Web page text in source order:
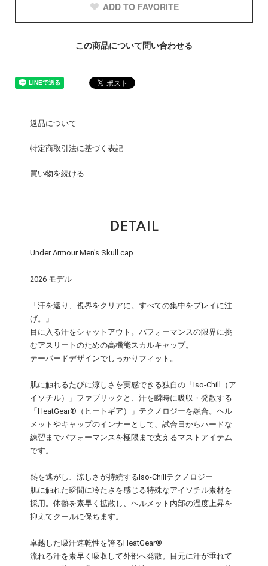
ADD TO FAVORITE
この商品について問い合わせる
返品について
特定商取引法に基づく表記
買い物を続ける
DETAIL
Under Armour Men's Skull cap
2026 モデル
「汗を遮り、視界をクリアに。すべての集中をプレイに注
げ。」
目に入る汗をシャットアウト。パフォーマンスの限界に挑
むアスリートのための高機能スカルキャップ。
テーパードデザインでしっかりフィット。
肌に触れるたびに涼しさを実感できる独自の「Iso-Chill（ア
イソチル）」ファブリックと、汗を瞬時に吸収・発散する
「HeatGear®（ヒートギア）」テクノロジーを融合。ヘル
メットやキャップのインナーとして、試合日からハードな
練習までパフォーマンスを極限まで支えるマストアイテム
です。
熱を逃がし、涼しさが持続するIso-Chillテクノロジー
肌に触れた瞬間に冷たさを感じる特殊なアイソチル素材を
採用。体熱を素早く拡散し、ヘルメット内部の温度上昇を
抑えてクールに保ちます。
卓越した吸汗速乾性を誇るHeatGear®
流れる汗を素早く吸収して外部へ発散。目元に汗が垂れて